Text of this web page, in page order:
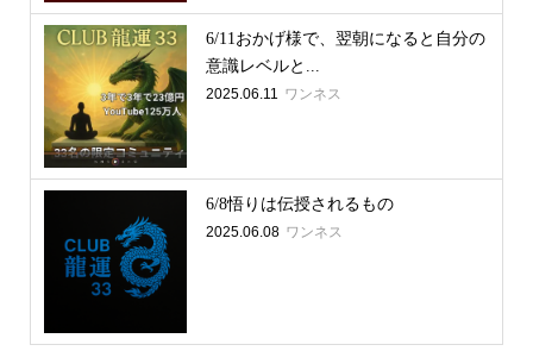
6/11おかげ様で、翌朝になると自分の
意識レベルと...
2025.06.11 ワンネス
6/8悟りは伝授されるもの
2025.06.08 ワンネス